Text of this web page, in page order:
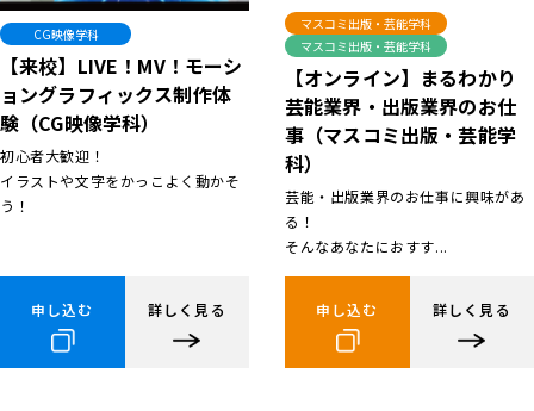
CG映像学科
【来校】LIVE！MV！モーシ
ョングラフィックス制作体
験（CG映像学科）
初心者大歓迎！
イラストや文字をかっこよく動かそ
う！
申し込む 詳しく見る
マスコミ出版・芸能学科
マスコミ出版・芸能学科
【オンライン】まるわかり
芸能業界・出版業界のお仕
事（マスコミ出版・芸能学
科）
芸能・出版業界のお仕事に興味があ
る！
そんなあなたにおすす...
申し込む 詳しく見る